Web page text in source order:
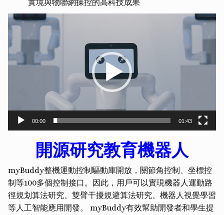
實境與物聯網操控的高科技成果
Video
Player
00:00 01:43
開源研究教育機器人
myBuddy整機運動控制驅動庫開放，關節角控制、坐標控
制等100多個控制接口。因此，用戶可以實現機器人運動路
徑規划算法研究、雙臂干擾規避算法研究、機器人視覺學習
等人工智能應用開發。 myBuddy有效幫助開發者和學生提